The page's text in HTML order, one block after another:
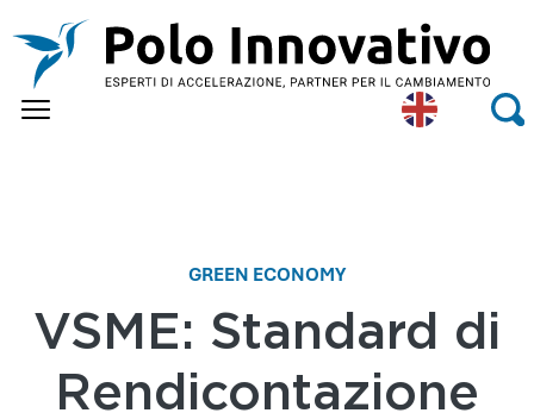
Eng
lish
GREEN ECONOMY
VSME: Standard di
Rendicontazione